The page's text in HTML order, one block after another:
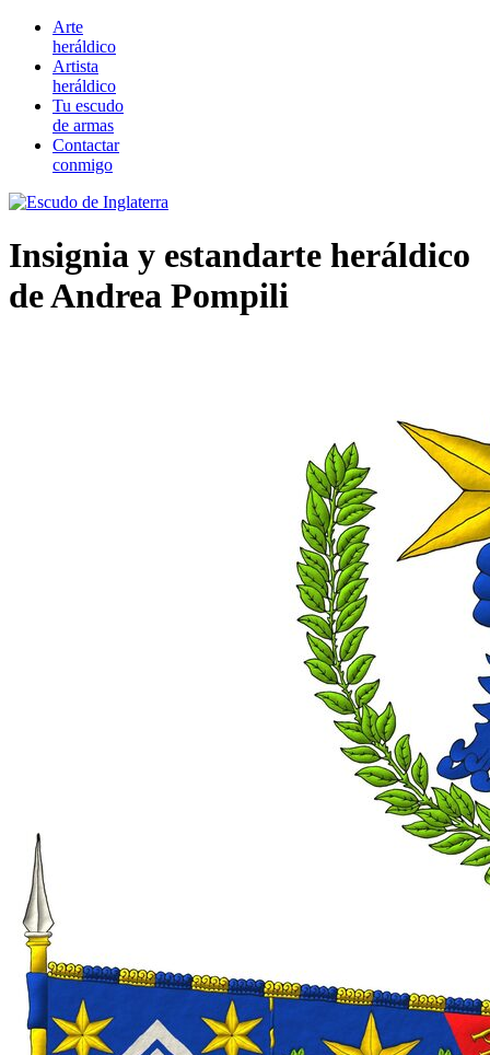
Arte
heráldico
Artista
heráldico
Tu escudo
de armas
Contactar
conmigo
Insignia y estandarte heráldico
de Andrea Pompili